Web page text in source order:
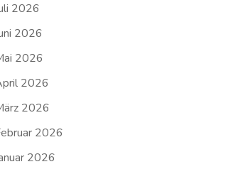
2026
2026
2026
2026
2026
2026
2026